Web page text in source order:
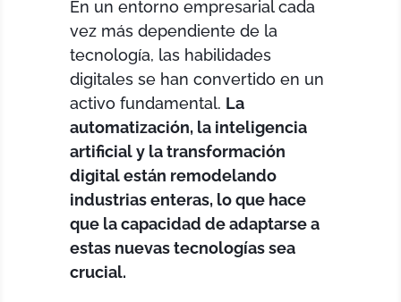
En un entorno empresarial cada
vez más dependiente de la
tecnología, las habilidades
digitales se han convertido en un
activo fundamental. La
automatización, la inteligencia
artificial y la transformación
digital están remodelando
industrias enteras, lo que hace
que la capacidad de adaptarse a
estas nuevas tecnologías sea
crucial.